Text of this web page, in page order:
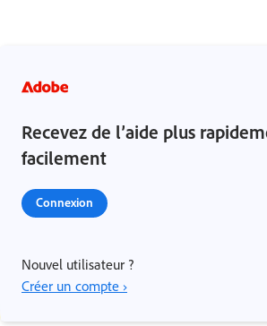
Recevez de l’aide plus
facilement
Connexion
Nouvel utilisateur ?
Créer un compte ›